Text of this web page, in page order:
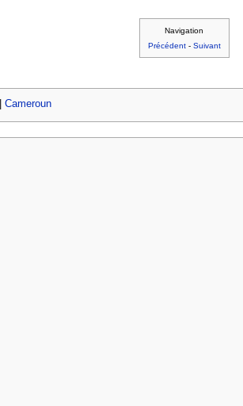
Navigation
Précédent- Suivant
Cameroun